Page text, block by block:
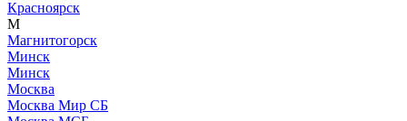
Красноярск
М
Магнитогорск
Минск
Минск
Москва
Москва Мир СБ